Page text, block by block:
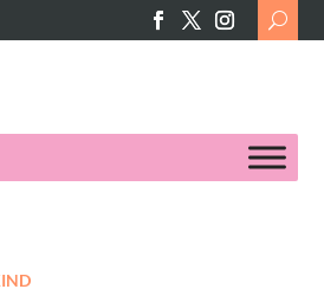
Search
for: